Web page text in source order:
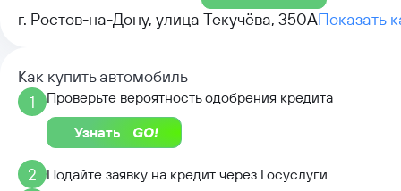
г. Ростов-на-Дону, улица Текучёва, 350АПоказать
Как купить автомобиль
1
Проверьте вероятность одобрения кредита
Узнать
2 Подайте заявку на кредит через Госуслуги